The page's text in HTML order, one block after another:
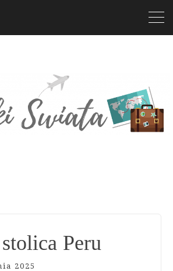
Peru
2025